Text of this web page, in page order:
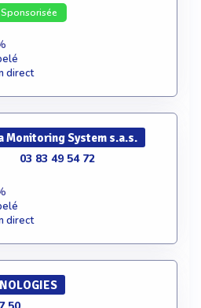
Sponsorisée
direct
Monitoring System s.a.s.
03 83 49 54 72
direct